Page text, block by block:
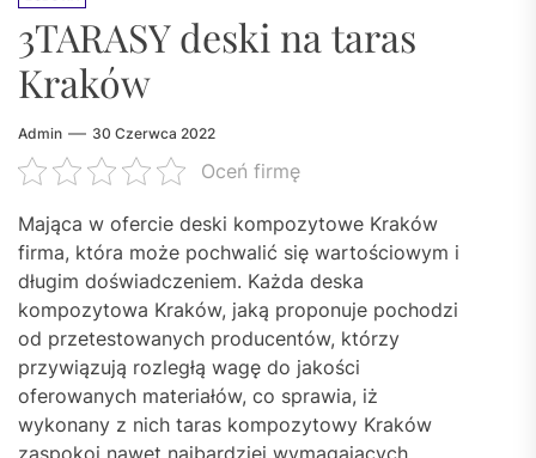
3TARASY deski na taras
Kraków
Admin 30 Czerwca 2022
Oceń firmę
Mająca w ofercie deski kompozytowe Kraków
firma, która może pochwalić się wartościowym i
długim doświadczeniem. Każda deska
kompozytowa Kraków, jaką proponuje pochodzi
od przetestowanych producentów, którzy
przywiązują rozległą wagę do jakości
oferowanych materiałów, co sprawia, iż
wykonany z nich taras kompozytowy Kraków
zaspokoi nawet najbardziej wymagających